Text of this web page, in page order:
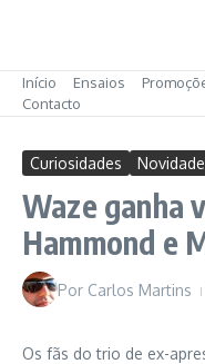
Início Ensaios
Contacto
Curiosidades
Waze ganha
Hammond e
Por Carlos Martins
Os fãs do trio de ex-